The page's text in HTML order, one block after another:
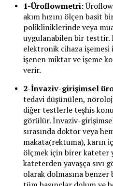
1-Üroflowmetri:
akım hızını ölçen basit
polikliniklerinde veya
uygulanabilen bir testtir.
elektronik cihaza işemesi
işenen miktar ve işeme
verir.
2-İnvaziv-girişimsel
tedavi düşünülen,
diğer testlerle teşhis
görülür. İnvaziv-
sırasında doktor veya
makata(rektuma), karın
ölçmek için birer
kateterden yavaşça sıvı
olarak dolmasına